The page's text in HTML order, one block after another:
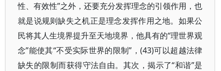
性、有效性”之外，还要充分发挥理念的引领作用，也
就是说规则缺失之机正是理念发挥作用之地。如果公
民将其人生境界提升至天地境界，他具有的“理世界观
念”能使其“不受实际世界的限制”，(43)可以超越法律
缺失的限制而获得守法自由。其次，揭示了“和谐”是